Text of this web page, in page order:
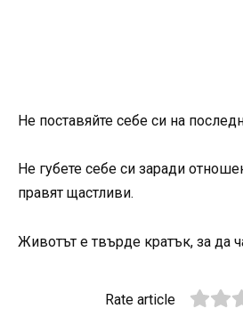
Не поставяйте себе си на
Не губете себе си заради
правят щастливи.
Животът е твърде кратък, за да
Rate article